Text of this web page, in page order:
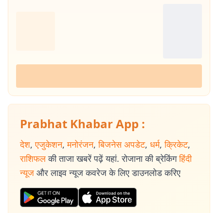
Prabhat Khabar App :
देश, एजुकेशन, मनोरंजन, बिजनेस अपडेट, धर्म, क्रिकेट,
राशिफल की ताजा खबरें पढ़ें यहां. रोजाना की ब्रेकिंग हिंदी
न्यूज और लाइव न्यूज कवरेज के लिए डाउनलोड करिए